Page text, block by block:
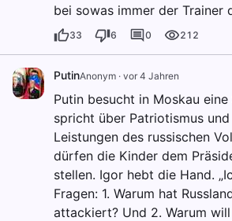
bei sowas immer der Trainer
33 6 0 212
PutinAnonym · vor 4 Jahren
Putin besucht in Moskau eine
spricht über Patriotismus
Leistungen des russischen
dürfen die Kinder dem
stellen. Igor hebt die Hand.
Fragen: 1. Warum hat
attackiert? Und 2. Warum